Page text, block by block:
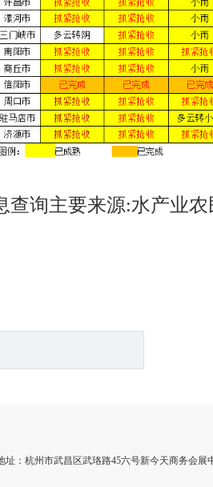
查询主要来源:水产业
址：杭州市武昌区武珞路45六号新今天商务会